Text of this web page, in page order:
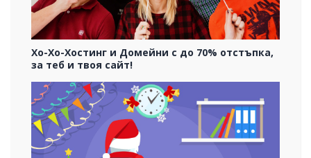
Хо-Хо-Хостинг и Домейни с до 70% отстъпка,
за теб и твоя сайт!